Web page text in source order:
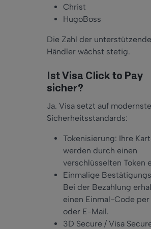
Christ
HugoBoss
Die Zahl der
Händler wächst stetig.
Ist Visa Click to Pay
sicher?
Ja. Visa setzt auf modernste
Sicherheitsstandards:
Tokenisierung: Ihre
werden durch einen
verschlüsselten Token
Einmalige
Bei der Bezahlung
einen Einmal-Code per
oder E-Mail.
3D Secure / Visa